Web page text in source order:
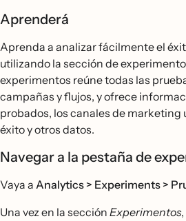
Aprenderá
Aprenda a analizar fácilmente el
utilizando la sección de
experimentos reúne todas las
campañas y flujos, y ofrece
probados, los canales de marketing
éxito y otros datos.
Navegar a la pestaña de
Vaya a Analytics > Experiments >
Una vez en la sección Experimentos